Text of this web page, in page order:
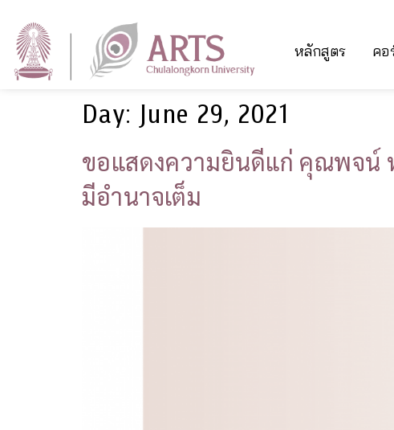
หลักสูตร คอ
Day: June 29, 2021
ขอแสดงความยินดีแก่ คุณพจน์
มีอำนาจเต็ม